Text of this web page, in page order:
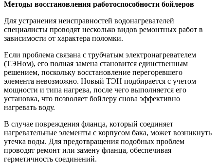
Методы восстановления работоспособности бойлеров
Для устранения неисправностей водонагревателей
специалисты проводят несколько видов ремонтных работ в
зависимости от характера поломки.
Если проблема связана с трубчатым электронагревателем
(ТЭНом), его полная замена становится единственным
решением, поскольку восстановление перегоревшего
элемента невозможно. Новый ТЭН подбирается с учетом
мощности и типа нагрева, после чего выполняется его
установка, что позволяет бойлеру снова эффективно
нагревать воду.
В случае повреждения фланца, который соединяет
нагревательные элементы с корпусом бака, может возникнуть
утечка воды. Для предотвращения подобных проблем
проводят ремонт или замену фланца, обеспечивая
герметичность соединений.